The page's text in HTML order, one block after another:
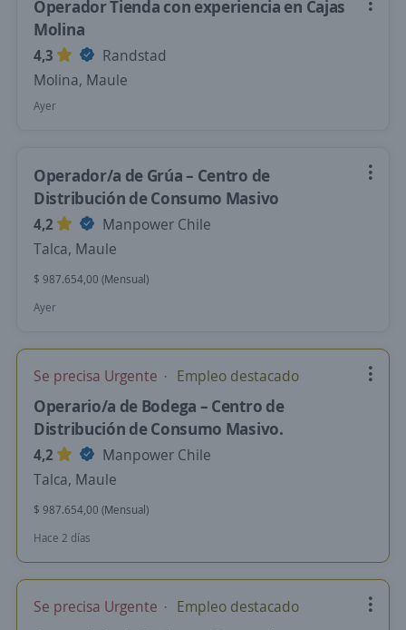
Operador Tienda con experiencia en Cajas
Molina
4,3
Randstad
Molina, Maule
Ayer
Operador/a de Grúa – Centro de
Distribución de Consumo Masivo
4,2
Manpower Chile
Talca, Maule
$ 987.654,00 (Mensual)
Ayer
Se precisa Urgente Empleo destacado
Operario/a de Bodega – Centro de
Distribución de Consumo Masivo.
4,2
Manpower Chile
Talca, Maule
$ 987.654,00 (Mensual)
Hace 2 días
Se precisa Urgente Empleo destacado